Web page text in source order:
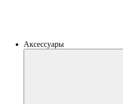
Аксессуары